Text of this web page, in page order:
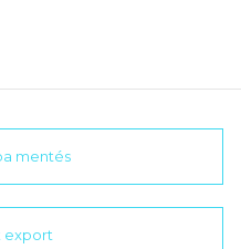
mentés
export